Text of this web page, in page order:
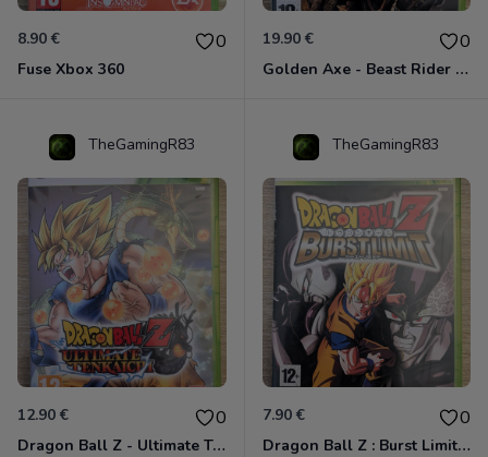
8.90 € 0
Fuse Xbox 360
19.90 € 0
Golden Axe - Beast Rider Xbox 360
TheGamingR83
12.90 € 0
Dragon Ball Z - Ultimate Tenkaichi Xbox 360
TheGamingR83
7.90 € 0
Dragon Ball Z : Burst Limit Xbox 360